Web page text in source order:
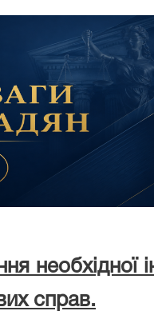
необхідної
справ.